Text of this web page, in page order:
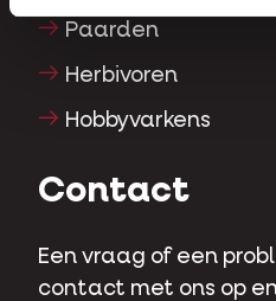
Paarden
Herbivoren
Hobbyvarkens
Contact
Een vraag of een
contact met ons op